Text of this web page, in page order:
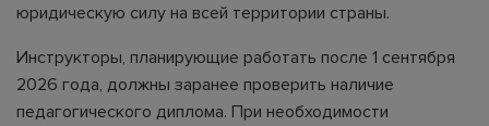
юридическую силу на всей территории страны.
Инструкторы, планирующие работать после 1 сентября
2026 года, должны заранее проверить наличие
педагогического диплома. При необходимости